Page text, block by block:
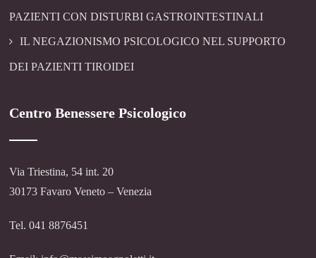
PAZIENTI CON DISTURBI GASTROINTESTINALI
IL NEGAZIONISMO PSICOLOGICO NEL SUPPORTO
DEI PAZIENTI TIROIDEI
Centro Benessere Psicologico
Via Triestina, 54 int. 20
30173 Favaro Veneto – Venezia
Tel. 041 8876451